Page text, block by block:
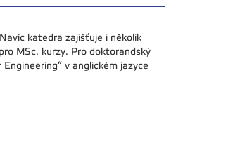
katedra zajišťuje i několik
MSc. kurzy. Pro doktorandský
v anglickém jazyce